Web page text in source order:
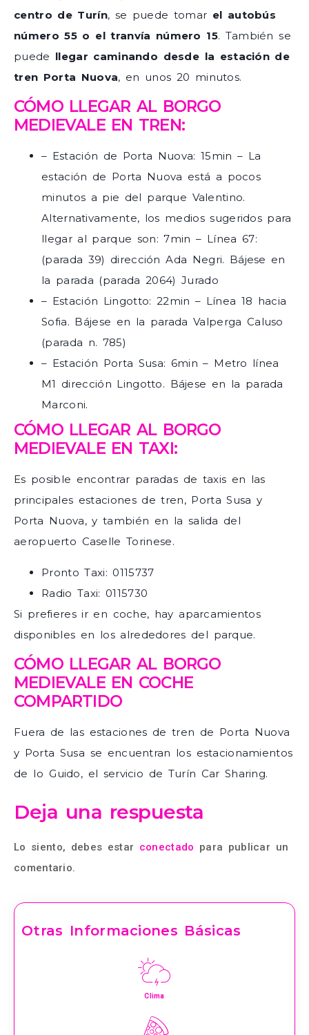
centro de Turín, se puede tomar el autobús
número 55 o el tranvía número 15. También se
puede llegar caminando desde la estación de
tren Porta Nuova, en unos 20 minutos.
CÓMO LLEGAR AL BORGO
MEDIEVALE EN TREN:
– Estación de Porta Nuova: 15min – La
estación de Porta Nuova está a pocos
minutos a pie del parque Valentino.
Alternativamente, los medios sugeridos para
llegar al parque son: 7min – Línea 67:
(parada 39) dirección Ada Negri. Bájese en
la parada (parada 2064) Jurado
– Estación Lingotto: 22min – Línea 18 hacia
Sofia. Bájese en la parada Valperga Caluso
(parada n. 785)
– Estación Porta Susa: 6min – Metro línea
M1 dirección Lingotto. Bájese en la parada
Marconi.
CÓMO LLEGAR AL BORGO
MEDIEVALE EN TAXI:
Es posible encontrar paradas de taxis en las
principales estaciones de tren, Porta Susa y
Porta Nuova, y también en la salida del
aeropuerto Caselle Torinese.
Pronto Taxi: 0115737
Radio Taxi: 0115730
Si prefieres ir en coche, hay aparcamientos
disponibles en los alrededores del parque.
CÓMO LLEGAR AL BORGO
MEDIEVALE EN COCHE
COMPARTIDO
Fuera de las estaciones de tren de Porta Nuova
y Porta Susa se encuentran los estacionamientos
de Io Guido, el servicio de Turín Car Sharing.
Deja una respuesta
Lo siento, debes estar conectado para publicar un
comentario.
Otras Informaciones Básicas
Clima